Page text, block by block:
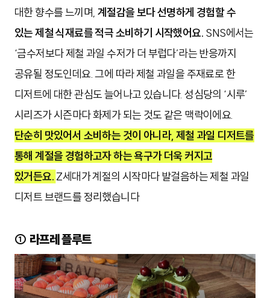
대한 향수를 느끼며, 계절감을 보다 선명하게 경험할 수
있는 제철 식재료를 적극 소비하기 시작했어요. SNS에서는
‘금수저보다 제철 과일 수저가 더 부럽다’라는 반응까지
공유될 정도인데요. 그에 따라 제철 과일을 주재료로 한
디저트에 대한 관심도 늘어나고 있습니다. 성심당의 ‘시루’
시리즈가 시즌마다 화제가 되는 것도 같은 맥락이에요.
단순히 맛있어서 소비하는 것이 아니라, 제철 과일 디저트를
통해 계절을 경험하고자 하는 욕구가 더욱 커지고
있거든요. Z세대가 계절의 시작마다 발걸음하는 제철 과일
디저트 브랜드를 정리했습니다
① 라프레 플루트